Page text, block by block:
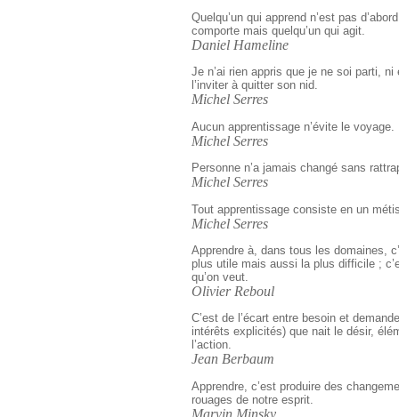
Quelqu’un qui apprend n’est pas
comporte mais quelqu’un qui agit.
Daniel Hameline
Je n’ai rien appris que je ne soi parti,
l’inviter à quitter son nid.
Michel Serres
Aucun apprentissage n’évite le voyage.
Michel Serres
Personne n’a jamais changé sans
Michel Serres
Tout apprentissage consiste en un
Michel Serres
Apprendre à, dans tous les domaines,
plus utile mais aussi la plus difficile ;
qu’on veut.
Olivier Reboul
C’est de l’écart entre besoin et
intérêts explicités) que nait le désir,
l’action.
Jean Berbaum
Apprendre, c’est produire des
rouages de notre esprit.
Marvin Minsky